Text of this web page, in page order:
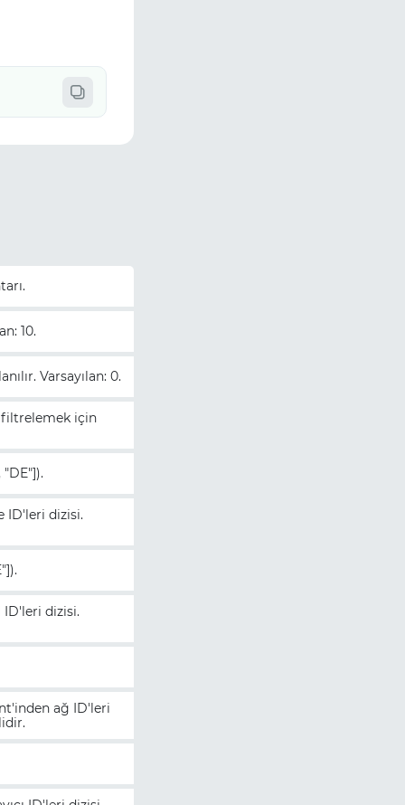
10.
Varsayılan: 0.
filtrelemek için
ID'leri dizisi.
dizisi.
ağ ID'leri